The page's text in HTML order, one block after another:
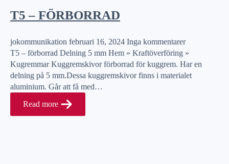
T5 – FÖRBORRAD
jokommunikation februari 16, 2024 Inga kommentarer
T5 – förborrad Delning 5 mm Hem » Kraftöverföring »
Kugremmar Kuggremskivor förborrad för kuggrem. Har en
delning på 5 mm.Dessa kuggremskivor finns i materialet
aluminium. Går att få med…
Read more